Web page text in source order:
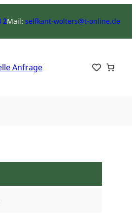
2Mail: selfkant-wolters@t-online.de
Anfrage